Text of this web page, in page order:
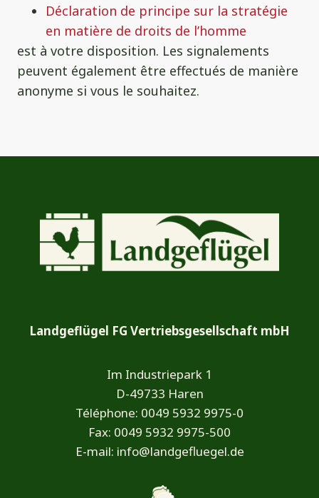
Déclaration de principe sur la stratégie
en matière de droits de l’homme
est à votre disposition. Les signalements
peuvent également être effectués de manière
anonyme si vous le souhaitez.
Landgeflügel FG Vertriebsgesellschaft mbH
Im Industriepark 1
D-49733 Haren
Téléphone: 0049 5932 9975-0
Fax: 0049 5932 9975-500
E-mail: info@landgefluegel.de